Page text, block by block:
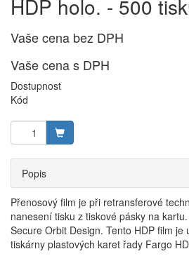
HDP holo. - 500
Vaše cena bez DPH
Vaše cena s DPH
Dostupnost
Kód
Popis
Přenosový film je při retransferové
nanesení tisku z tiskové pásky na
Secure Orbit Design. Tento HDP film je
tiskárny plastových karet řady Fargo